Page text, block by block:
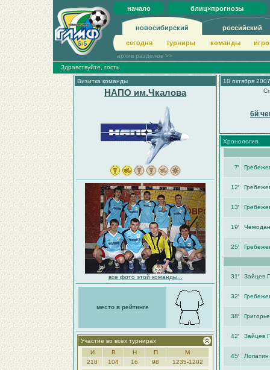
начало блиц×прогнозы
новосибирский российский
сегодня турниры команды
архив разделов >>
Здравствуйте, гость
Визитка команды
НАПО им.Чкалова
все фото этой команды...
место в рейтинге
Участие во всех турнирах
И
В Н П
М
218
104 16 98
1235-1202
18 октября
6й
Хронология
7′
12′
13′
19′
25′
31′ Зайцев
32′
38′
42′ Зайцев
45′